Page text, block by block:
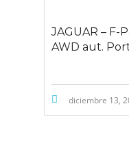
JAGUAR – F-
AWD aut.
diciembre 13,